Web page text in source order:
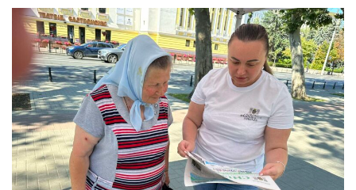
de
achiziții
Anticorupție
Știri
și
Evenimente